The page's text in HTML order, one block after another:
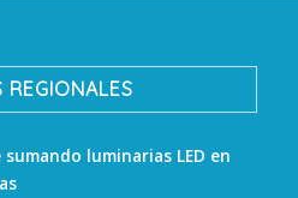
REGIONALES
luminarias LED en